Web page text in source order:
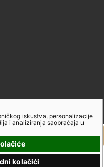
iskustva, personalizacije
i analiziranja saobraćaja u
kolačići
su zadržana.